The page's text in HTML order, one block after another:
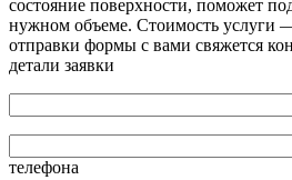
состояние поверхности, поможет
нужном объеме. Стоимость услуги
отправки формы с вами свяжется
детали заявки
телефона